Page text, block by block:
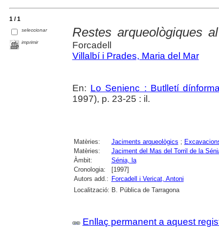
1 / 1
seleccionar
imprimir
Restes arqueològiques
Forcadell
Villalbí i Prades, Maria del Mar
En: Lo Senienc : Butlletí
1997), p. 23-25 : il.
Matèries: Jaciments arqueològics ;
Matèries:
Jaciment del Mas del Torril de la
Àmbit:
Sénia, la
Cronologia:
[1997]
Autors add.: Forcadell i Vericat, Antoni
Localització: B. Pública de Tarragona
Enllaç permanent a aquest